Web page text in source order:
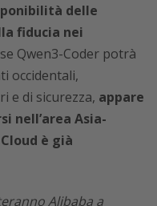
delle
fiducia nei
Qwen3-Coder potrà
occidentali,
e di sicurezza, appare
nell’area Asia-
è già
Alibaba a